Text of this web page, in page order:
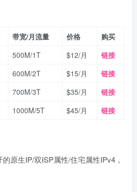
带宽/月流量 价格
购买
500M/1T $12/月
链接
600M/2T $15/月
链接
700M/3T $35/月
链接
1000M/5T $45/月 链接
原生IP/双ISP属性/住宅属性IPv4，